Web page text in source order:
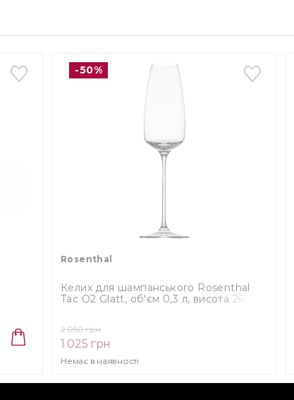
-50%
Rosenthal
Келих для шампанського Rosenthal
Tac O2 Glatt, об'єм 0,3 л, висота 26,5
2 050 грн
1 025 грн
Немає в наявності